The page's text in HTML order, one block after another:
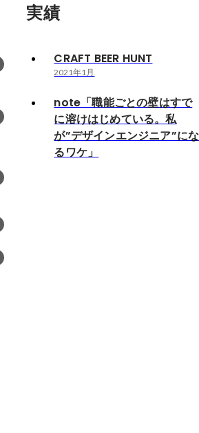
実績
CRAFT BEER HUNT
2021年1月
note「職能ごとの壁はすで
に溶けはじめている。私
が”デザインエンジニア”にな
るワケ」